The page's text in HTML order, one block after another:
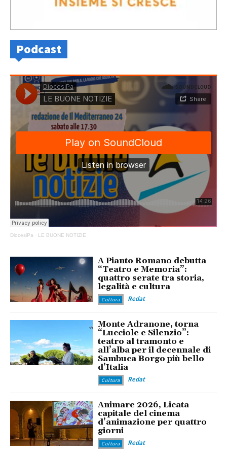
Podcast
DiocesiPa · LE BUONE NOTIZIE
A Pianto Romano debutta
“Teatro e Memoria”:
quattro serate tra storia,
legalità e cultura
Cultura Redat
Monte Adranone, torna
“Lucciole e Silenzio”:
teatro al tramonto e
all’alba per il decennale di
Sambuca Borgo più bello
d’Italia
Cultura Redat
Animare 2026, Licata
capitale del cinema
d’animazione per quattro
giorni
Cultura Redat